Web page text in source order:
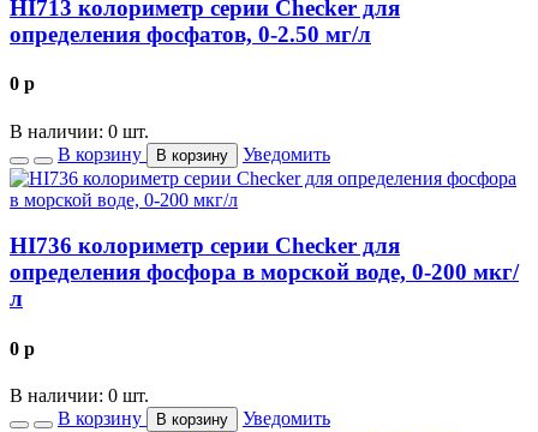
HI713 колориметр серии Checker для
определения фосфатов, 0-2.50 мг/л
0 p
В наличии: 0 шт.
В корзину
В корзину Уведомить
HI736 колориметр серии Checker для
определения фосфора в морской воде, 0-200 мкг/
л
0 p
В наличии: 0 шт.
В корзину
В корзину Уведомить